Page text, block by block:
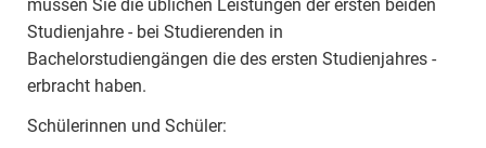
müssen Sie die üblichen Leistungen der ersten beiden
Studienjahre - bei Studierenden in
Bachelorstudiengängen die des ersten Studienjahres -
erbracht haben.
Schülerinnen und Schüler: